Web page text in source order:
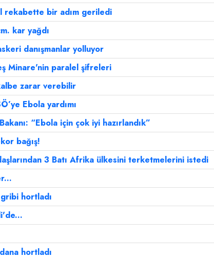
rekabette bir adım geriledi
kar yağdı
danışmanlar yolluyor
Minare'nin paralel şifreleri
zarar verebilir
Ebola yardımı
“Ebola için çok iyi hazırlandık”
bağış!
3 Batı Afrika ülkesini terketmelerini istedi
hortladı
hortladı